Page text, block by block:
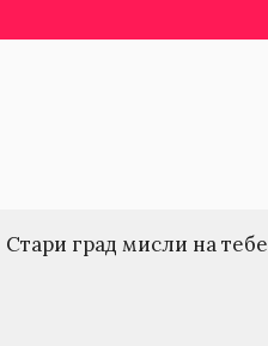
Стари град мисли на тебе